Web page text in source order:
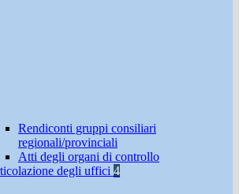
Rendiconti gruppi consiliari
regionali/provinciali
Atti degli organi di controllo
degli uffici 4